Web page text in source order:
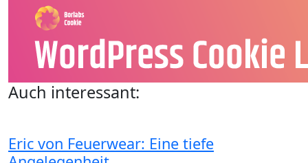
Auch interessant:
Eric von Feuerwear: Eine tiefe